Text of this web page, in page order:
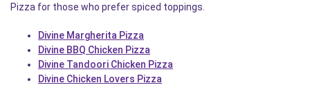
Pizza for those who prefer spiced toppings.
Divine Margherita Pizza
Divine BBQ Chicken Pizza
Divine Tandoori Chicken Pizza
Divine Chicken Lovers Pizza